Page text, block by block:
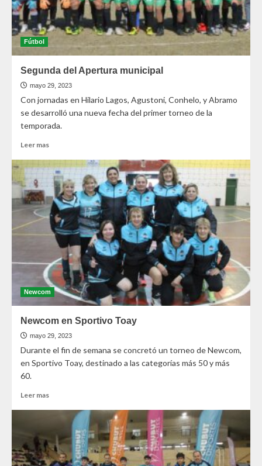
Fútbol
Segunda del Apertura municipal
mayo 29, 2023
Con jornadas en Hilario Lagos, Agustoni, Conhelo, y Abramo
se desarrolló una nueva fecha del primer torneo de la
temporada.
Leer mas
Newcom
Newcom en Sportivo Toay
mayo 29, 2023
Durante el fin de semana se concretó un torneo de Newcom,
en Sportivo Toay, destinado a las categorías más 50 y más
60.
Leer mas